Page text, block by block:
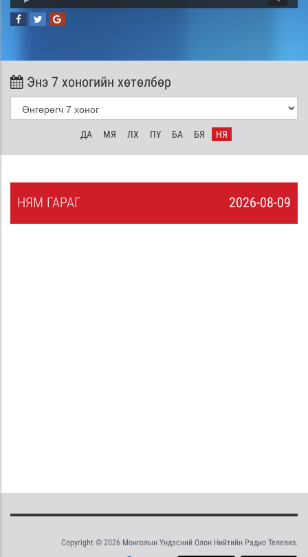
Энэ 7 хоногийн хөтөлбөр
ДА МЯ ЛХ ПҮ БА БЯ НЯ
2026-08-09
НЯМ ГАРАГ
Copyright © 2026 Монголын Үндэсний Олон Нийтийн Радио Телевиз.